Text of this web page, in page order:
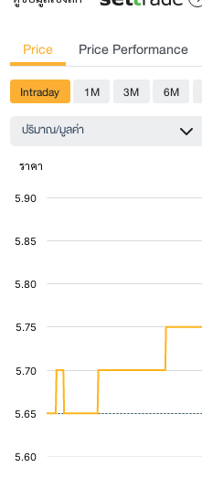
Price Price Performance
Intraday 1M 3M 6M
ปริมาณ/มูลค่า